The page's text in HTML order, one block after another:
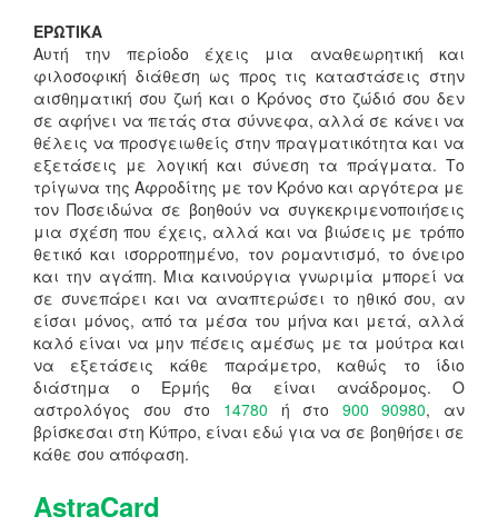
ΕΡΩΤΙΚΑ
Αυτή την περίοδο έχεις μια αναθεωρητική και
φιλοσοφική διάθεση ως προς τις καταστάσεις στην
αισθηματική σου ζωή και ο Κρόνος στο ζώδιό σου δεν
σε αφήνει να πετάς στα σύννεφα, αλλά σε κάνει να
θέλεις να προσγειωθείς στην πραγματικότητα και να
εξετάσεις με λογική και σύνεση τα πράγματα. Το
τρίγωνα της Αφροδίτης με τον Κρόνο και αργότερα με
τον Ποσειδώνα σε βοηθούν να συγκεκριμενοποιήσεις
μια σχέση που έχεις, αλλά και να βιώσεις με τρόπο
θετικό και ισορροπημένο, τον ρομαντισμό, το όνειρο
και την αγάπη. Μια καινούργια γνωριμία μπορεί να
σε συνεπάρει και να αναπτερώσει το ηθικό σου, αν
είσαι μόνος, από τα μέσα του μήνα και μετά, αλλά
καλό είναι να μην πέσεις αμέσως με τα μούτρα και
να εξετάσεις κάθε παράμετρο, καθώς το ίδιο
διάστημα ο Ερμής θα είναι ανάδρομος. Ο
αστρολόγος σου στο 14780 ή στο 900 90980, αν
βρίσκεσαι στη Κύπρο, είναι εδώ για να σε βοηθήσει σε
κάθε σου απόφαση.
AstraCard